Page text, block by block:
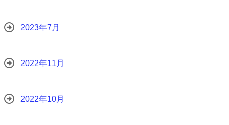
2023年7月
2022年11月
2022年10月